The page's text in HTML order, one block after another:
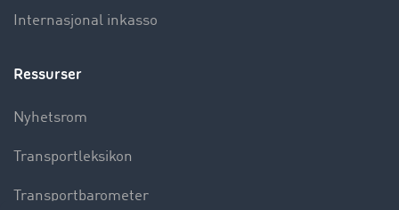
Internasjonal inkasso
Ressurser
Nyhetsrom
Transportleksikon
Transportbarometer